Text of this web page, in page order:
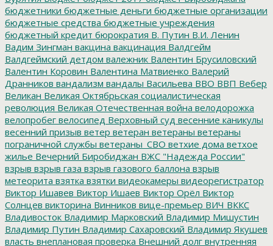
бюджетники бюджетные деньги бюджетные организации
бюджетные средства бюджетные учреждения
бюджетный кредит бюрократия В. Путин В.И. Ленин
Вадим Зингман вакцина вакцинация Валдгейм
Валдгеймский детдом валежник Валентин Брусиловский
Валентин Коровин Валентина Матвиенко Валерий
Дранников вандализм вандалы Васильева ВВО ВВП Вебер
Великан Великая Октябрьская социалистическая
революция Великая Отечественная война велодорожка
велопробег велосипед Верховный суд весенние каникулы
весенний призыв ветер ветеран ветераны ветераны
пограничной службы ветераны_СВО ветхие дома ветхое
жилье Вечерний Биробиджан ВЖС "Надежда России"
взрыв взрыв газа взрыв газового баллона взрыв
метеорита взятка взятки видеокамеры видеорегистратор
Виктор Ишавев Виктор Ишаев Виктор Орёл Виктор
Солнцев викторина Винников вице-премьер ВИЧ ВККС
Владивосток Владимир Марковский Владимир Мишустин
Владимир Путин Владимир Сахаровский Владимир Якушев
власть внеплановая проверка Внешний долг внутренняя